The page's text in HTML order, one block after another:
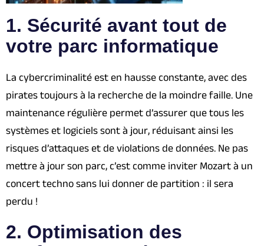
1. Sécurité avant tout de
votre parc informatique
La cybercriminalité est en hausse constante, avec des
pirates toujours à la recherche de la moindre faille. Une
maintenance régulière permet d’assurer que tous les
systèmes et logiciels sont à jour, réduisant ainsi les
risques d’attaques et de violations de données. Ne pas
mettre à jour son parc, c’est comme inviter Mozart à un
concert techno sans lui donner de partition : il sera
perdu !
2. Optimisation des